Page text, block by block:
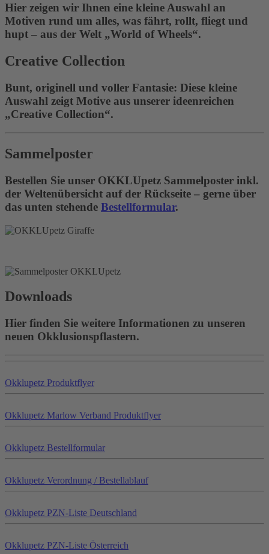
Hier zeigen wir Ihnen eine kleine Auswahl an
Motiven rund um alles, was fährt, rollt, fliegt und
hupt – aus der Welt „World of Wheels“.
Creative Collection
Bunt, originell und voller Fantasie: Diese kleine
Auswahl zeigt Motive aus unserer ideenreichen
„Creative Collection“.
Sammelposter
Bestellen Sie unser OKKLUpetz Sammelposter inkl.
der Weltenübersicht auf der Rückseite – gerne über
das unten stehende Bestellformular.
Downloads
Hier finden Sie weitere Informationen zu unseren
neuen Okklusionspflastern.
Okklupetz Produktflyer
Okklupetz Marlow Verband Produktflyer
Okklupetz Bestellformular
Okklupetz Verordnung / Bestellablauf
Okklupetz PZN-Liste Deutschland
Okklupetz PZN-Liste Österreich